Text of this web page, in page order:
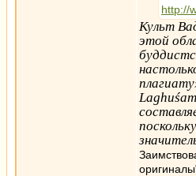
http://
Культ
этой